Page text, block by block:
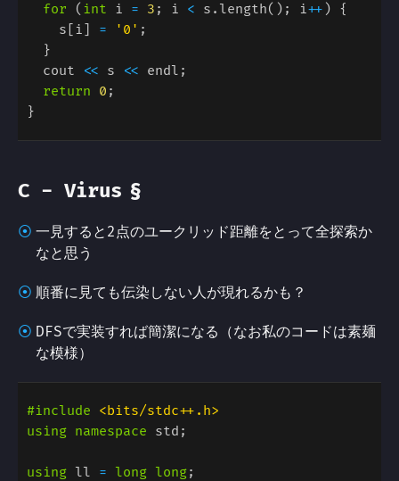
for
( int i = 3 ; i < s.length(); i++
    s[i]
= '0'
  cout
<< s <<
return 0
C - Virus §
一見すると2点のユークリッド距離をとって全探索か
なと思う
順番に見ても伝染しない人が現れるかも？
DFSで実装すれば簡潔になる（なお私のコードは素麺
な模様）
#include
using namespace
using ll = long long